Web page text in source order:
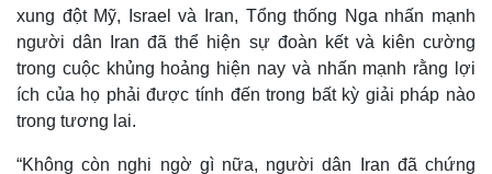
xung đột Mỹ, Israel và Iran, Tổng thống Nga nhấn mạnh
người dân Iran đã thể hiện sự đoàn kết và kiên cường
trong cuộc khủng hoảng hiện nay và nhấn mạnh rằng lợi
ích của họ phải được tính đến trong bất kỳ giải pháp nào
trong tương lai.
“Không còn nghi ngờ gì nữa, người dân Iran đã chứng